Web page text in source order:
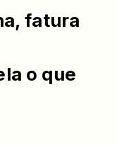
fatura
o que